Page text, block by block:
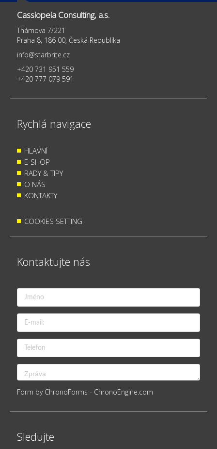
Cassiopeia Consulting, a.s.
Thámova 7/221
Praha 8, 186 00, Česká Republika
info@starbrite.cz
+420 731 951 559
+420 777 079 591
Rychlá navigace
HLAVNÍ
E-SHOP
RADY & TIPY
O NÁS
KONTAKTY
COOKIES SETTING
Kontaktujte nás
Form by ChronoForms - ChronoEngine.com
Sledujte